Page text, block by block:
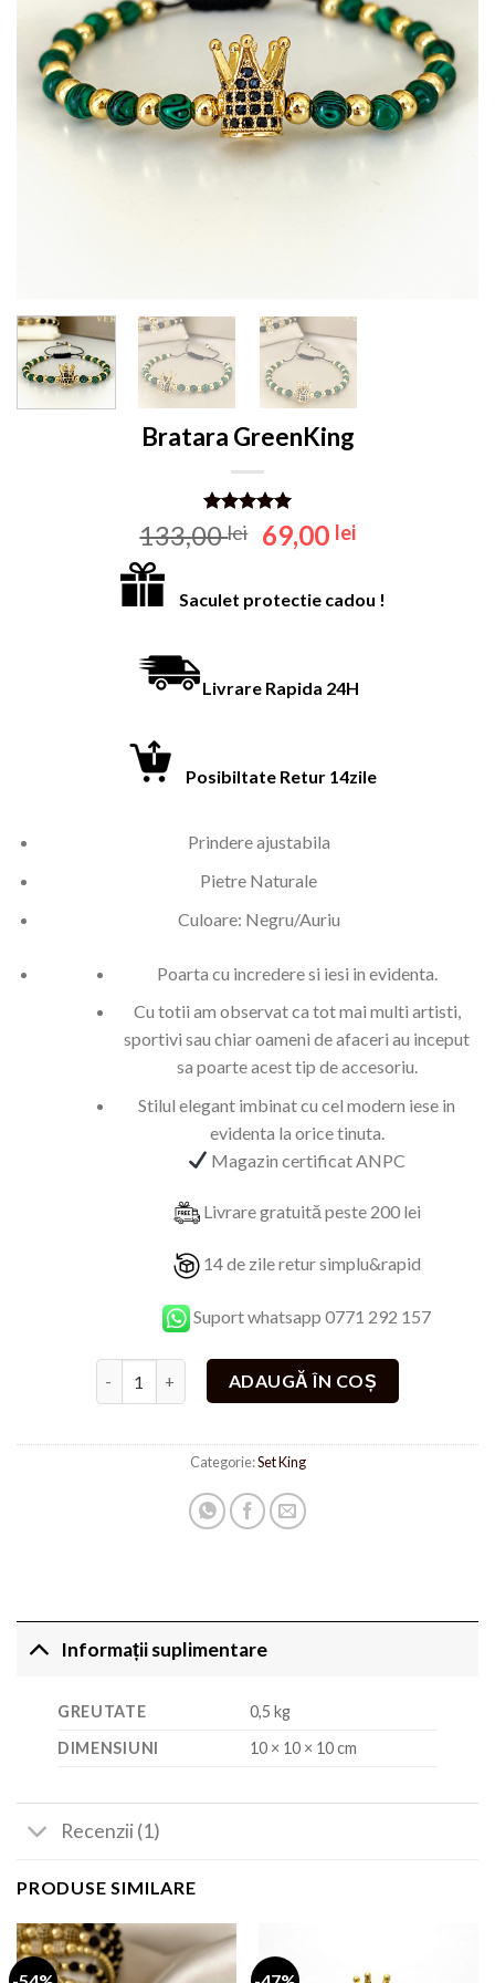
Bratara GreenKing
Evaluat la
5.00din 5
singure
evaluări
133,00lei
Prețul
inițial
fost:
69,00 leiPrețul
este:
69,00 lei.
Saculet protectie cadou !
Livrare Rapida 24H
Posibiltate Retur 14zile
Prindere ajustabila
Pietre Naturale
Culoare: Negru/Auriu
Poarta cu incredere si iesi in evidenta.
Cu totii am observat ca tot mai multi artisti,
sportivi sau chiar oameni de afaceri au inceput
sa poarte acest tip de accesoriu.
Stilul elegant imbinat cu cel modern iese in
evidenta la orice tinuta.
Magazin certificat ANPC
Livrare gratuită peste 200 lei
14 de zile retur simplu&rapid
Suport whatsapp 0771 292 157
Cantitate Bratara GreenKing
ADAUGĂ ÎN COȘ
Categorie:Set King
Informații suplimentare
GREUTATE
0,5 kg
DIMENSIUNI
10 × 10 × 10 cm
Recenzii (1)
PRODUSE SIMILARE